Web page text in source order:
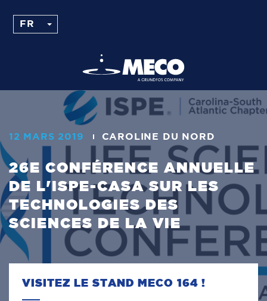
12 MARS 2019 CAROLINE DU NORD
26E CONFÉRENCE ANNUELLE
DE L'ISPE-CASA SUR LES
TECHNOLOGIES DES
SCIENCES DE LA VIE
VISITEZ LE STAND MECO 164 !